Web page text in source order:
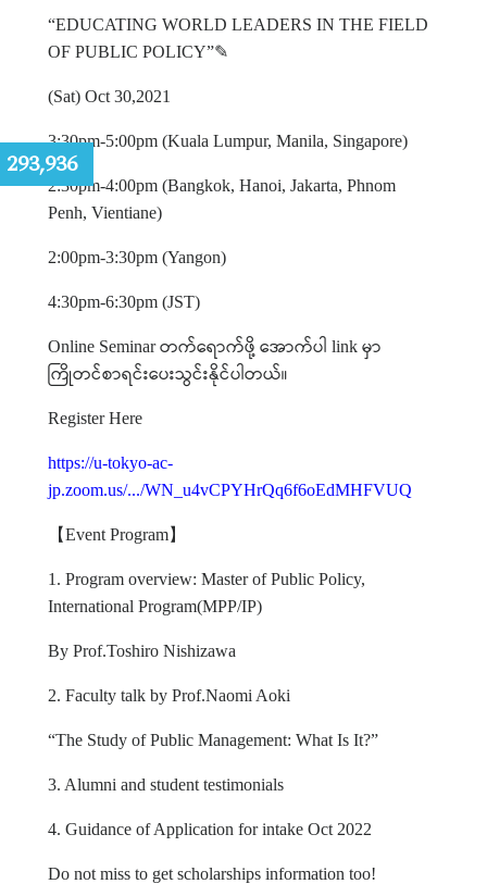
“EDUCATING WORLD LEADERS IN THE FIELD
OF PUBLIC POLICY”✎
(Sat) Oct 30,2021
3:30pm-5:00pm (Kuala Lumpur, Manila, Singapore)
2:30pm-4:00pm (Bangkok, Hanoi, Jakarta, Phnom
Penh, Vientiane)
2:00pm-3:30pm (Yangon)
4:30pm-6:30pm (JST)
Online Seminarတက်ရောက်ဖို့အောက်ပါ linkမှာ
ကြိုတင်စာရင်းပေးသွင်းနိုင်ပါတယ်။
Register Here
https://u-tokyo-ac-
jp.zoom.us/.../WN_u4vCPYHrQq6f6oEdMHFVUQ
【Event Program】
1. Program overview: Master of Public Policy,
International Program(MPP/IP)
By Prof.Toshiro Nishizawa
2. Faculty talk by Prof.Naomi Aoki
“The Study of Public Management: What Is It?”
3. Alumni and student testimonials
4. Guidance of Application for intake Oct 2022
Do not miss to get scholarships information too!
293,936